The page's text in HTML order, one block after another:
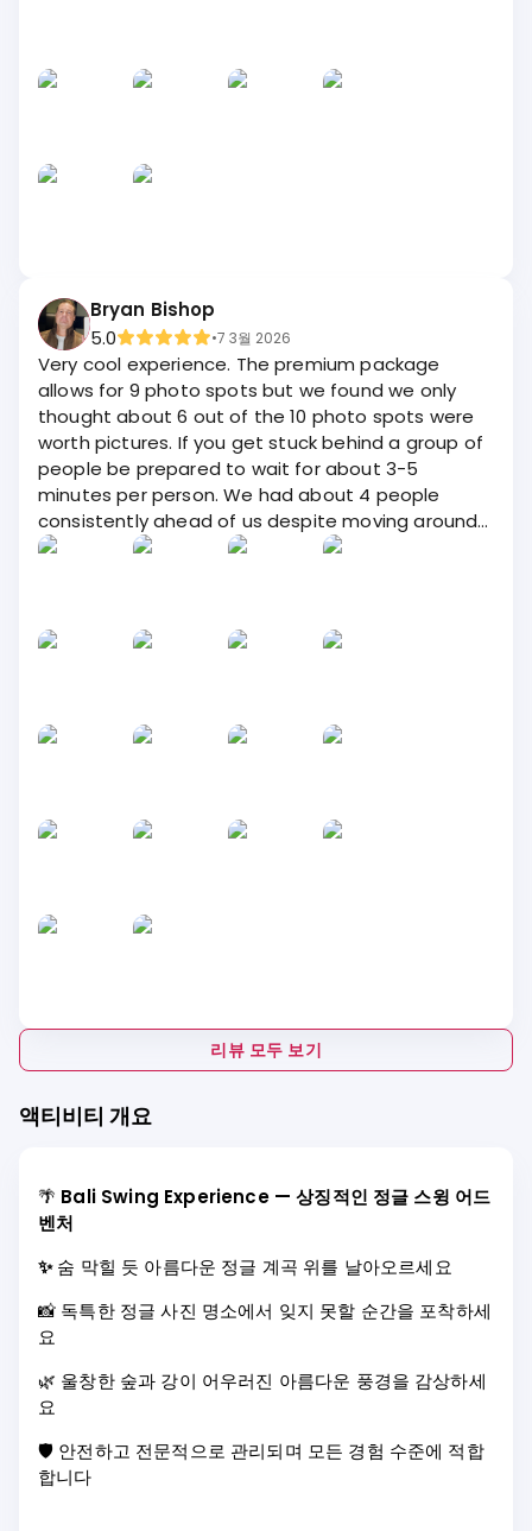
excitement, the joy. Everything is well organized,
the staff is supportive, and they make you feel
that stays with you long after the swing stops. 💚
Bryan Bishop
5.0
•7 3월 2026
Very cool experience. The premium package
allows for 9 photo spots but we found we only
thought about 6 out of the 10 photo spots were
worth pictures. If you get stuck behind a group of
people be prepared to wait for about 3-5
minutes per person. We had about 4 people
consistently ahead of us despite moving around
to avoid lines. Nice staff and fun place. There are
리뷰 모두 보기
액티비티 개요
🌴 Bali Swing Experience — 상징적인 정글 스윙 어드
벤처
✨숨 막힐 듯 아름다운 정글 계곡 위를 날아오르세요
📸 독특한 정글 사진 명소에서 잊지 못할 순간을 포착하세
요
🌿 울창한 숲과 강이 어우러진 아름다운 풍경을 감상하세
요
🛡️ 안전하고 전문적으로 관리되며 모든 경험 수준에 적합
합니다